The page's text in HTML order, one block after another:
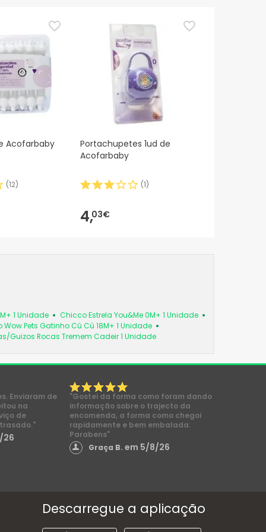
Acofarbaby
(12)
Portachupetes 1ud de
Acofarbaby
(1)
4,03€
1 Unidade
Chicco Estrela You&Me 0M+ 1 Unidade
Pets Gatinho Cú Cú 18M+ 1 Unidade
Guizos Rocas Tremem Cadeir 1 Unidade
Enviaram de
na
de
26
"Gostei da forma como foram dando
informação sobre o trajecto da
encomenda, a forma como chegoi
rapidamente e bem embalada.
Parabens"
Graça B. em 5/8/26
Descarregue a aplicação